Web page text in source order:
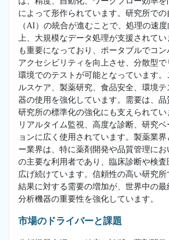
によって形作られています。研究所で
（AI）の統合が進むことで、処理の速
上、大規模なデータ処理が支援されて
も重要になっており、ポータブルでコ
アクセシビリティを向上させ、分散型
環境でのテストが可能となっています
ルスケア、製薬研究、食品安全、環境
器の使用を強化しています。需要は、品
研究所の標準化の強化にも支えられてい
リアルタイム監視、高度な診断、研究
ョンに広く使用されています。製薬業
ー業界は、特に薬剤開発や品質管理に
の主要な利用者であり、臨床診断や検
広げ続けています。信頼性の高い研究
結果に対する需要の増加が、世界中の最
分析機器の重要性を強化しています。
市場のドライバーと課題